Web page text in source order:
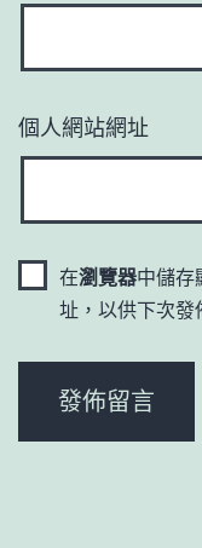
個人網站網址
在瀏覽器中儲存
址，以供下次發